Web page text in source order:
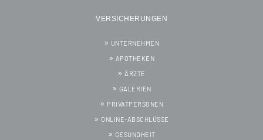
VERSICHERUNGEN
UNTERNEHMEN
APOTHEKEN
ÄRZTE
GALERIEN
PRIVATPERSONEN
ONLINE-ABSCHLÜSSE
GESUNDHEIT